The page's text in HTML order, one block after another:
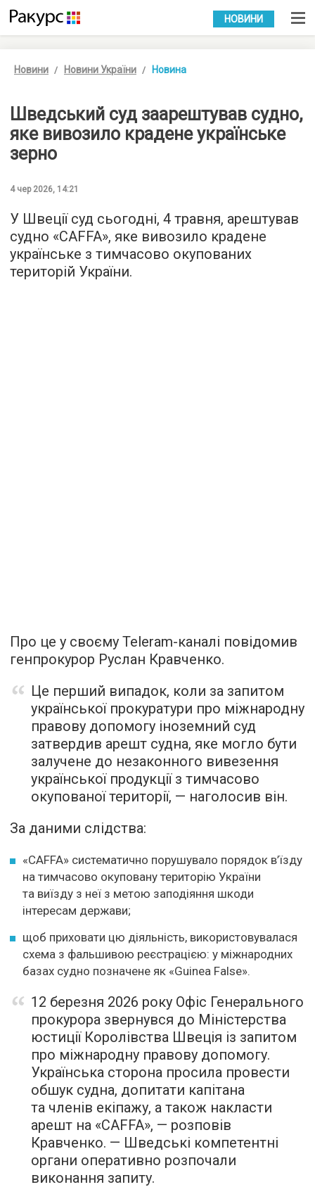
УКР РУС
НОВИНИ
Новини Новини України Новина
Шведський суд заарештував судно,
яке вивозило крадене українське
зерно
4 чер 2026, 14:21
У Швеції суд сьогодні, 4 травня, арештував
судно «CAFFA», яке вивозило крадене
українське з тимчасово окупованих
територій України.
Про це у своєму Teleram-каналі повідомив
генпрокурор Руслан Кравченко.
Це перший випадок, коли за запитом
української прокуратури про міжнародну
правову допомогу іноземний суд
затвердив арешт судна, яке могло бути
залучене до незаконного вивезення
української продукції з тимчасово
окупованої території, — наголосив він.
За даними слідства:
«CAFFA» систематично порушувало порядок в’їзду
на тимчасово окуповану територію України
та виїзду з неї з метою заподіяння шкоди
інтересам держави;
щоб приховати цю діяльність, використовувалася
схема з фальшивою реєстрацією: у міжнародних
базах судно позначене як «Guinea False».
12 березня 2026 року Офіс Генерального
прокурора звернувся до Міністерства
юстиції Королівства Швеція із запитом
про міжнародну правову допомогу.
Українська сторона просила провести
обшук судна, допитати капітана
та членів екіпажу, а також накласти
арешт на «CAFFA», — розповів
Кравченко. — Шведські компетентні
органи оперативно розпочали
виконання запиту.